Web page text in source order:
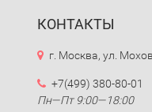
КОНТАКТЫ
г. Москва, ул.
+7(499) 380-80-01
Пн—Пт 9:00—18:00